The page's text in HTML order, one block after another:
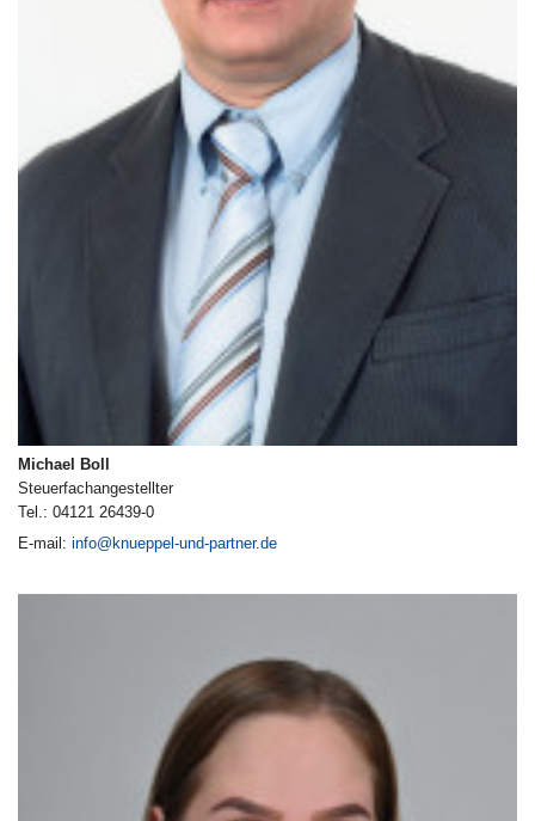
Michael Boll
Steuerfachangestellter
Tel.: 04121 26439-0
E-mail: info@knueppel-und-partner.de